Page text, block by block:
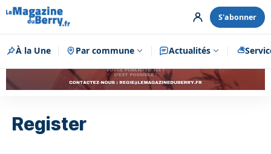
S'abonner
À la Une Par commune Actualités
Publicité
Register